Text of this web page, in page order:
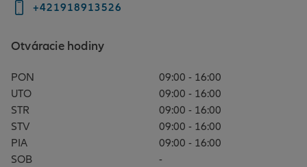
+421918913526
Otváracie hodiny
PON
09:00 - 16:00
UTO
09:00 - 16:00
STR
09:00 - 16:00
STV
09:00 - 16:00
PIA
09:00 - 16:00
SOB
-